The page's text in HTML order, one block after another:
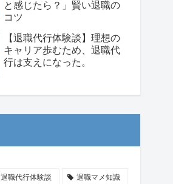
と感じたら？」賢い退職の
コツ
【退職代行体験談】理想の
キャリア歩むため、退職代
行は支えになった。
退職代行体験談 退職マメ知識